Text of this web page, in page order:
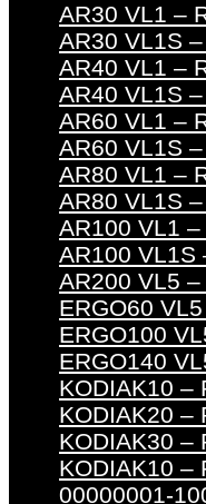
AR30 VL1 –
AR30 VL1S
AR40 VL1 –
AR40 VL1S
AR60 VL1 –
AR60 VL1S
AR80 VL1 –
AR80 VL1S
AR100 VL1
AR100 VL1S
AR200 VL5
ERGO60
ERGO100
ERGO140
KODIAK10 –
KODIAK20 –
KODIAK30 –
KODIAK10 –
00000001-